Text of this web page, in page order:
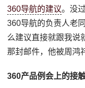
360导航的建议。没
360导航的负责人老
么建议直接就跟我说
那封邮件，他被周鸿
360产品例会上的接